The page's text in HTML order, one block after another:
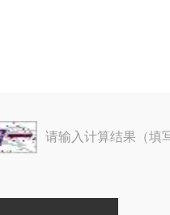
请输入计算结果（填